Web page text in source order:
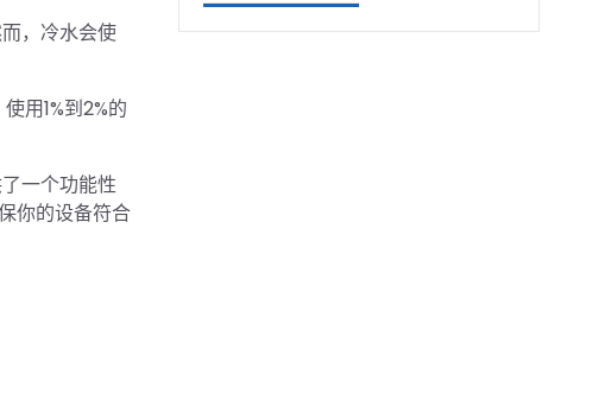
，冷水会使
用1%到2%的
一个功能性
你的设备符合